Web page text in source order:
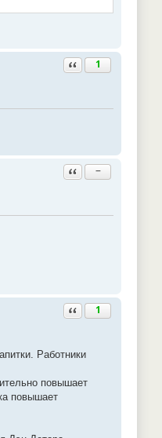
Ответить с цитатой
1
Ответить с цитатой
−
Ответить с цитатой
1
Работники
повышает
повышает